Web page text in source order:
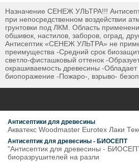
Назначение СЕНЕЖ УЛЬТРА!!!
при непосредственном воздействии
грунтовки под ЛКМ. Область
обшивок, настилов, заборов, оград,
Антисептик «СЕНЕЖ УЛЬТРА» не
преимущества -Средний срок
светло-фисташковый оттенок -
окрашиваемость древесины -Обладает
биопоражение -Пожаро-, взрыво-
Антисептики для древесины
Акватекс Woodmaster Eurotex Лаки
Антисептик для древесины - БИОСЕПТ
"Антисептик для древесины -
биоразрушителей на разли